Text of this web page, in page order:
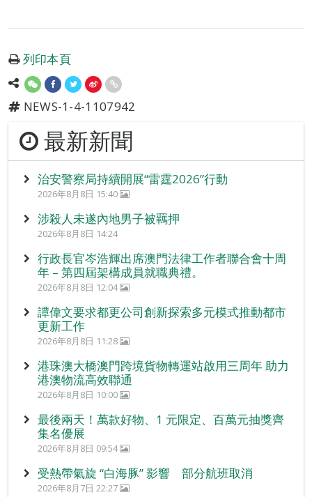
列印本頁
NEWS-1-4-1107942
最新新聞
治安警察局持續開展“雷霆2026”行動
2026年8月8日 15:40
涉殺人未遂內地男子被羈押
2026年8月8日 14:24
行政長官岑浩輝出席澳門法律工作者聯合會十周
年 – 第四屆架構成員就職典禮。
2026年8月8日 12:04
譚偉文要求都更公司創新探索多元模式推動都市
更新工作
2026年8月8日 11:28
港珠澳大橋澳門跨境貨物轉運站啟用三周年 助力
港澳物流高效聯通
2026年8月8日 10:00
最後兩天！萬款好物、1 元限定、百萬元抽獎齊
集名優展
2026年8月8日 09:54
受熱帶氣旋 “白海豚” 影響 部分航班取消
2026年8月7日 22:27